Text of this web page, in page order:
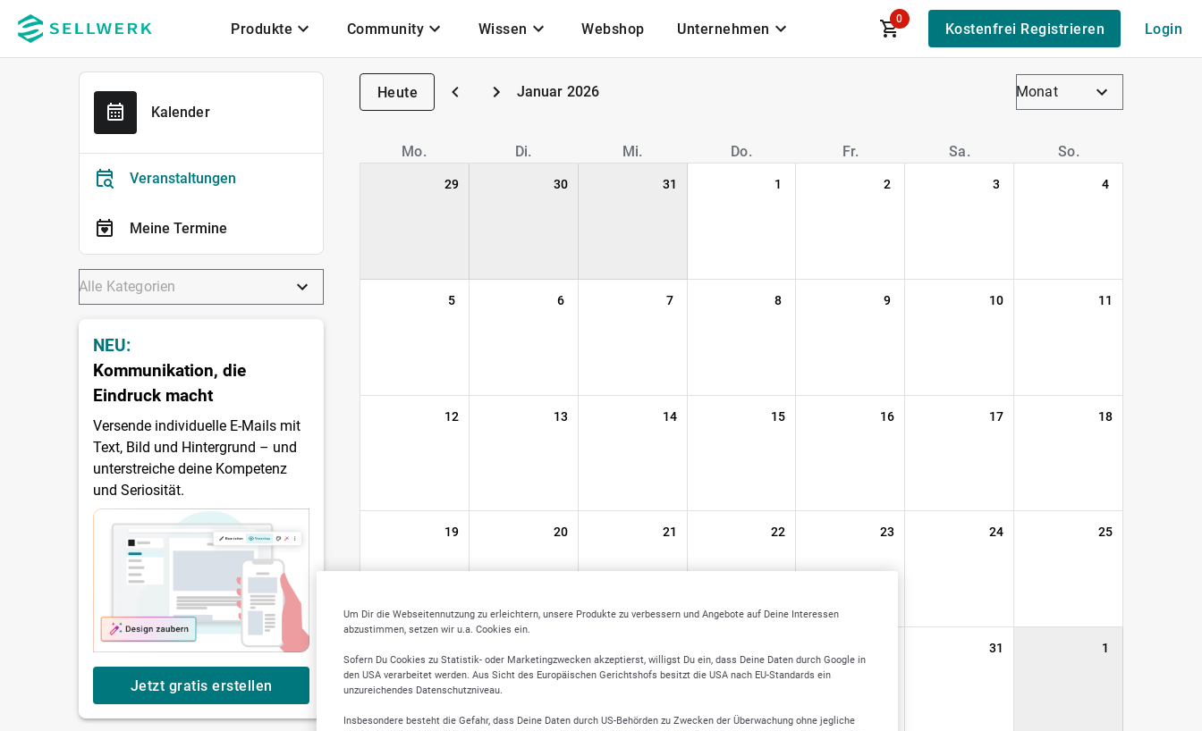
Zum Hauptinhalt
Produkte Community Wissen Webshop Unternehmen
0
Kostenfrei Registrieren Login
Kalender
Veranstaltungen
Meine Termine
NEU:
Kommunikation, die
Eindruck macht
Versende individuelle E-Mails mit
Text, Bild und Hintergrund – und
unterstreiche deine Kompetenz
und Seriosität.
Jetzt gratis erstellen
Heute Januar 2026 Monat
Mo. Di. Mi. Do. Fr. Sa. So.
29 30 31 1 2 3 4
5 6 7 8 9 10 11
12 13 14 15 16 17 18
19 20 21 22 23 24 25
31 1
Um Dir die Webseitennutzung zu erleichtern, unsere Produkte zu verbessern und Angebote auf Deine Interessen
abzustimmen, setzen wir u.a. Cookies ein.
Sofern Du Cookies zu Statistik- oder Marketingzwecken akzeptierst, willigst Du ein, dass Deine Daten durch Google in
den USA verarbeitet werden. Aus Sicht des Europäischen Gerichtshofs besitzt die USA nach EU-Standards ein
unzureichendes Datenschutzniveau.
Insbesondere besteht die Gefahr, dass Deine Daten durch US-Behörden zu Zwecken der Überwachung ohne jegliche